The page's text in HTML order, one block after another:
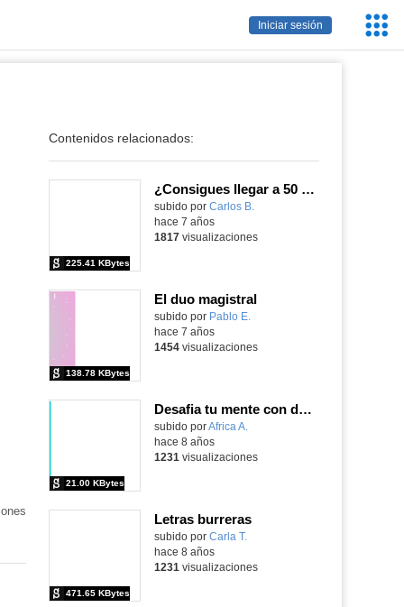
Iniciar sesión
Contenidos relacionados:
¿Consigues llegar a 50 puntos?
subido por Carlos B.
225.41 KBytes
hace 7 años
1817visualizaciones
El duo magistral
subido por Pablo E.
138.78 KBytes
hace 7 años
1454visualizaciones
Desafia tu mente con dos personajes
Contenido educativo.
subido porAfrica A.
21.00 KBytes
hace 8 años
1231 visualizaciones
Letras burreras
Contenido educativo.
subido por Carla T.
471.65 KBytes
hace 8 años
1231 visualizaciones